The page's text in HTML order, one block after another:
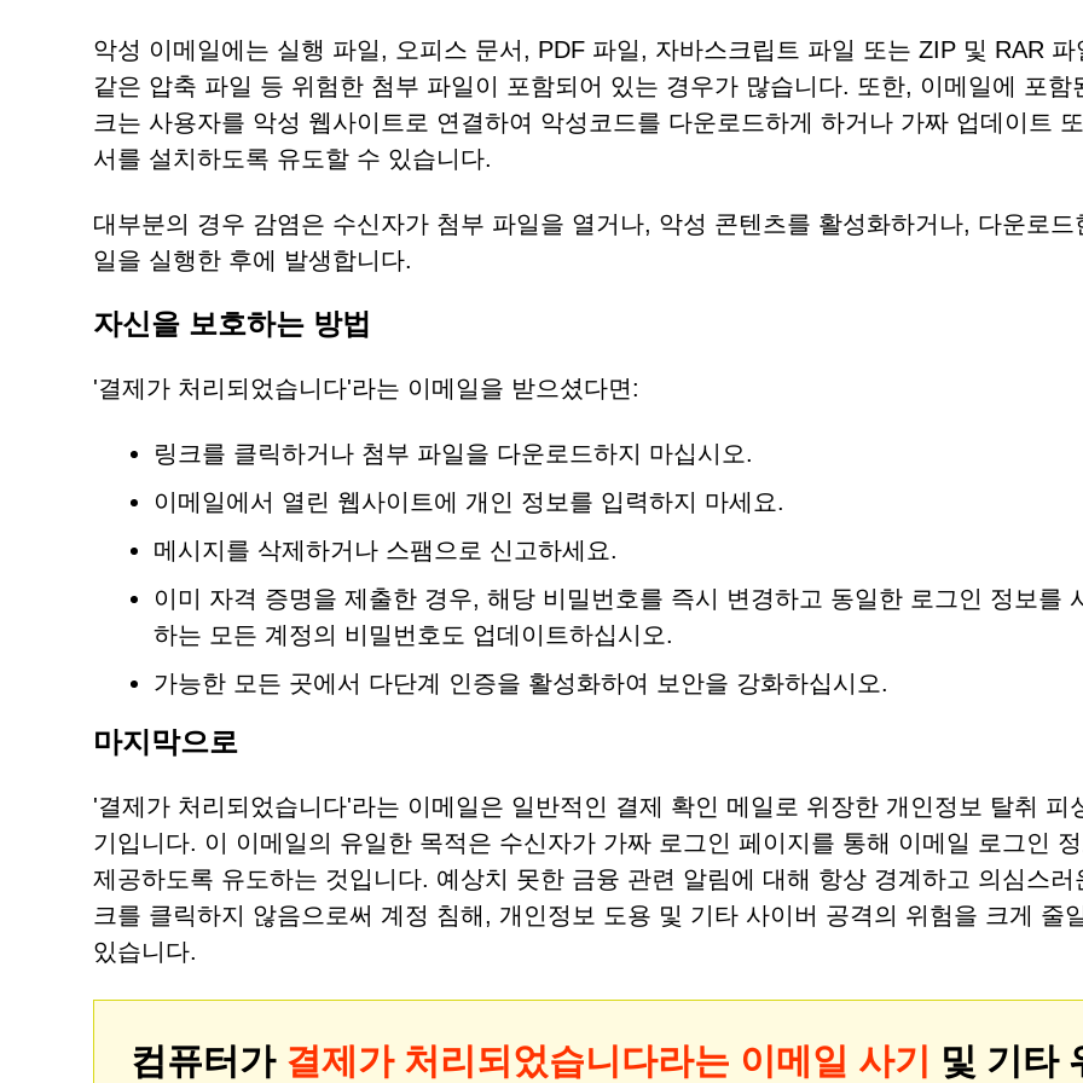
악성 이메일에는 실행 파일, 오피스 문서, PDF 파일, 자바스크립트 파일 또는 ZIP 및 RAR 파
같은 압축 파일 등 위험한 첨부 파일이 포함되어 있는 경우가 많습니다. 또한, 이메일에 포함
크는 사용자를 악성 웹사이트로 연결하여 악성코드를 다운로드하게 하거나 가짜 업데이트
서를 설치하도록 유도할 수 있습니다.
대부분의 경우 감염은 수신자가 첨부 파일을 열거나, 악성 콘텐츠를 활성화하거나, 다운로드
일을 실행한 후에 발생합니다.
자신을 보호하는 방법
'결제가 처리되었습니다'라는 이메일을 받으셨다면:
링크를 클릭하거나 첨부 파일을 다운로드하지 마십시오.
이메일에서 열린 웹사이트에 개인 정보를 입력하지 마세요.
메시지를 삭제하거나 스팸으로 신고하세요.
이미 자격 증명을 제출한 경우, 해당 비밀번호를 즉시 변경하고 동일한 로그인 정보를
하는 모든 계정의 비밀번호도 업데이트하십시오.
가능한 모든 곳에서 다단계 인증을 활성화하여 보안을 강화하십시오.
마지막으로
'결제가 처리되었습니다'라는 이메일은 일반적인 결제 확인 메일로 위장한 개인정보 탈취 피
기입니다. 이 이메일의 유일한 목적은 수신자가 가짜 로그인 페이지를 통해 이메일 로그인
제공하도록 유도하는 것입니다. 예상치 못한 금융 관련 알림에 대해 항상 경계하고 의심스러
크를 클릭하지 않음으로써 계정 침해, 개인정보 도용 및 기타 사이버 공격의 위험을 크게 줄
있습니다.
컴퓨터가 결제가 처리되었습니다라는 이메일 사기 및 기타